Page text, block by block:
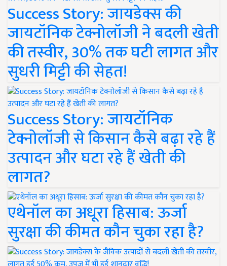
Success Story: जायडेक्स की
जायटॉनिक टेक्नोलॉजी ने बदली खेती
की तस्वीर, 30% तक घटी लागत और
सुधरी मिट्टी की सेहत!
Success Story: जायटॉनिक
टेक्नोलॉजी से किसान कैसे बढ़ा रहे हैं
उत्पादन और घटा रहे हैं खेती की
लागत?
एथेनॉल का अधूरा हिसाब: ऊर्जा
सुरक्षा की कीमत कौन चुका रहा है?